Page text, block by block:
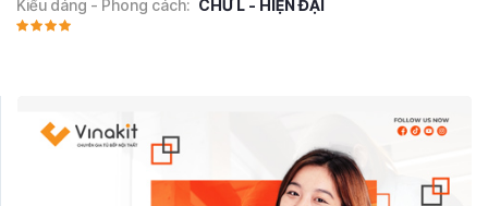
Kiểu dáng - Phong cách: CHỮ L - HIỆN ĐẠI